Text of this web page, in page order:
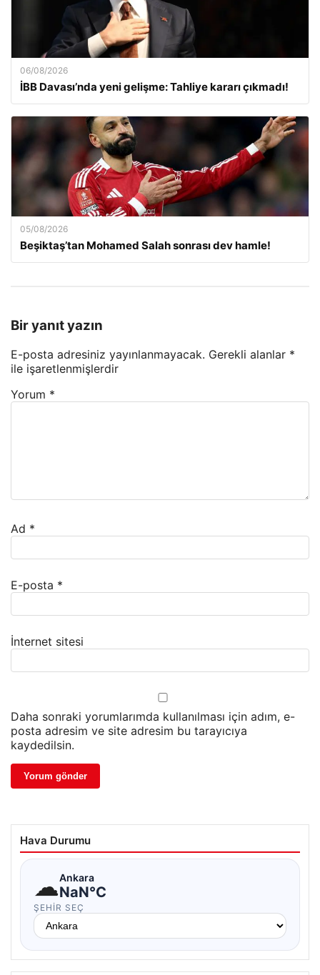
06/08/2026
İBB Davası’nda yeni gelişme: Tahliye kararı çıkmadı!
05/08/2026
Beşiktaş’tan Mohamed Salah sonrası dev hamle!
Bir yanıt yazın
E-posta adresiniz yayınlanmayacak. Gerekli alanlar *
ile işaretlenmişlerdir
Yorum *
Ad *
E-posta *
İnternet sitesi
Daha sonraki yorumlarımda kullanılması için adım, e-
posta adresim ve site adresim bu tarayıcıya
kaydedilsin.
Hava Durumu
☁Ankara
NaN°C
ŞEHIR SEÇ